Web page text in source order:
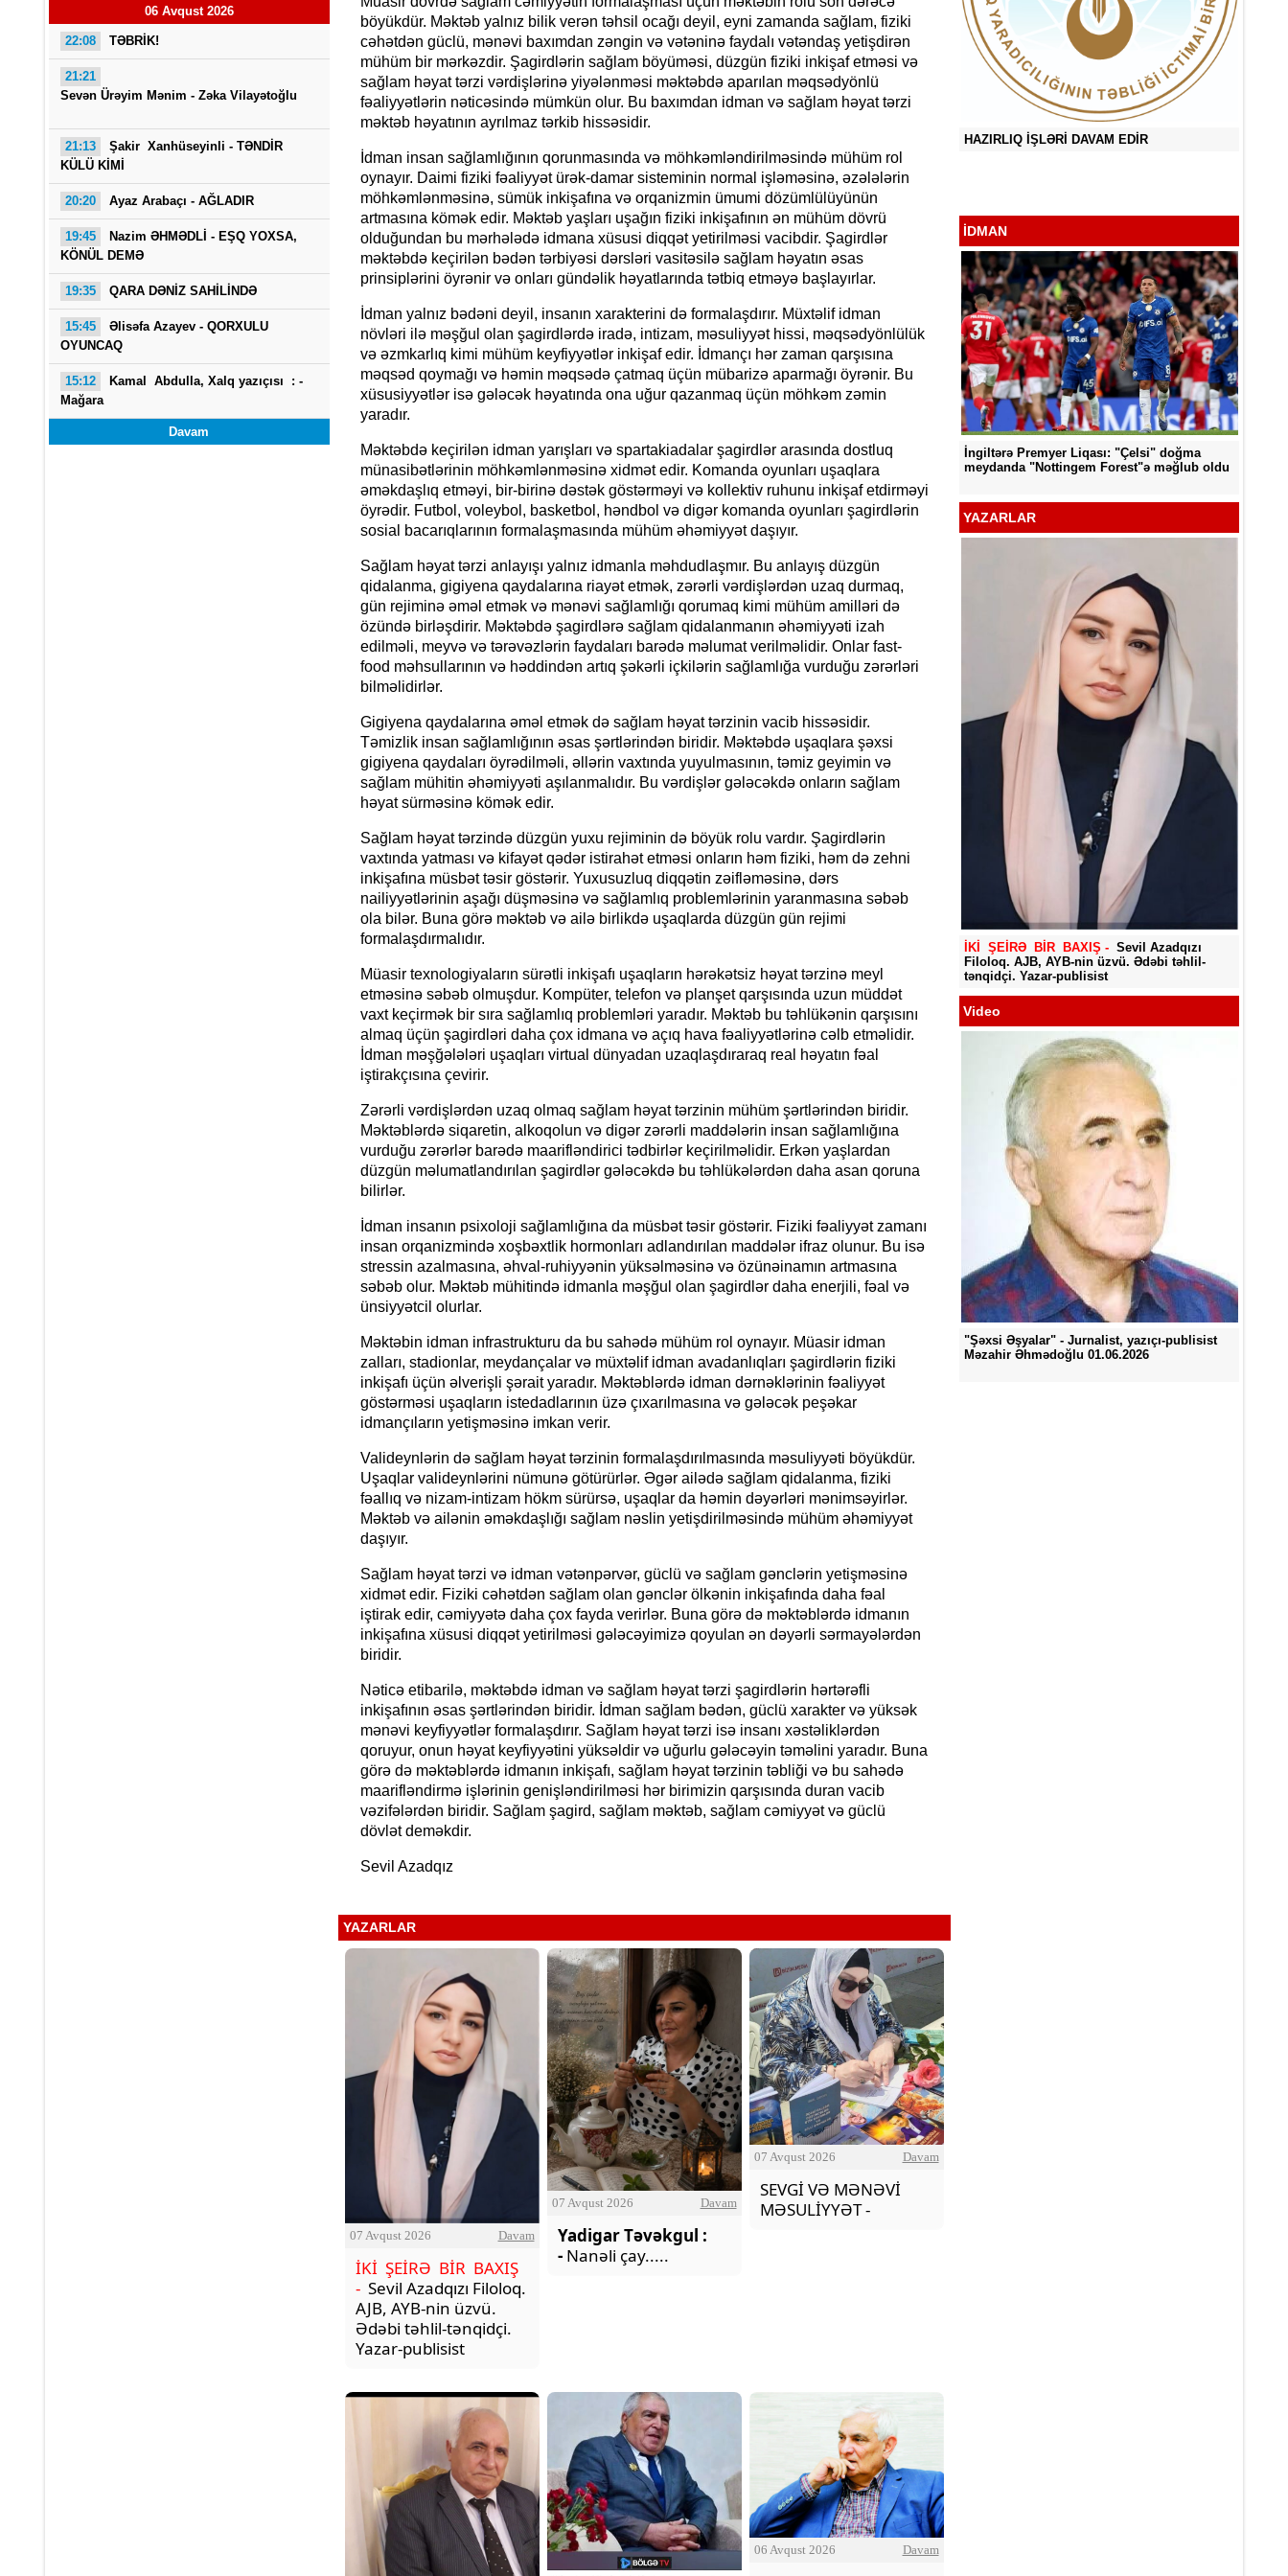
06 Avqust 2026
22:08 TƏBRİK!
21:21
Sevən Ürəyim Mənim - Zəka Vilayətoğlu
21:13
Şakir Xanhüseyinli - TƏNDİR
KÜLÜ KİMİ
20:20 Ayaz Arabaçı - AĞLADIR
19:45
Nazim ƏHMƏDLİ - EŞQ YOXSA,
KÖNÜL DEMƏ
19:35 QARA DƏNİZ SAHİLİNDƏ
15:45 Əlisəfa Azayev - QORXULU
OYUNCAQ
15:12
Kamal Abdulla, Xalq yazıçısı : -
Mağara
Davam
böyükdür. Məktəb yalnız bilik verən təhsil ocağı deyil, eyni zamanda sağlam, fiziki
cəhətdən güclü, mənəvi baxımdan zəngin və vətəninə faydalı vətəndaş yetişdirən
mühüm bir mərkəzdir. Şagirdlərin sağlam böyüməsi, düzgün fiziki inkişaf etməsi və
sağlam həyat tərzi vərdişlərinə yiyələnməsi məktəbdə aparılan məqsədyönlü
fəaliyyətlərin nəticəsində mümkün olur. Bu baxımdan idman və sağlam həyat tərzi
məktəb həyatının ayrılmaz tərkib hissəsidir.
İdman insan sağlamlığının qorunmasında və möhkəmləndirilməsində mühüm rol
oynayır. Daimi fiziki fəaliyyət ürək-damar sisteminin normal işləməsinə, əzələlərin
möhkəmlənməsinə, sümük inkişafına və orqanizmin ümumi dözümlülüyünün
artmasına kömək edir. Məktəb yaşları uşağın fiziki inkişafının ən mühüm dövrü
olduğundan bu mərhələdə idmana xüsusi diqqət yetirilməsi vacibdir. Şagirdlər
məktəbdə keçirilən bədən tərbiyəsi dərsləri vasitəsilə sağlam həyatın əsas
prinsiplərini öyrənir və onları gündəlik həyatlarında tətbiq etməyə başlayırlar.
İdman yalnız bədəni deyil, insanın xarakterini də formalaşdırır. Müxtəlif idman
növləri ilə məşğul olan şagirdlərdə iradə, intizam, məsuliyyət hissi, məqsədyönlülük
və əzmkarlıq kimi mühüm keyfiyyətlər inkişaf edir. İdmançı hər zaman qarşısına
məqsəd qoymağı və həmin məqsədə çatmaq üçün mübarizə aparmağı öyrənir. Bu
xüsusiyyətlər isə gələcək həyatında ona uğur qazanmaq üçün möhkəm zəmin
yaradır.
Məktəbdə keçirilən idman yarışları və spartakiadalar şagirdlər arasında dostluq
münasibətlərinin möhkəmlənməsinə xidmət edir. Komanda oyunları uşaqlara
əməkdaşlıq etməyi, bir-birinə dəstək göstərməyi və kollektiv ruhunu inkişaf etdirməyi
öyrədir. Futbol, voleybol, basketbol, həndbol və digər komanda oyunları şagirdlərin
sosial bacarıqlarının formalaşmasında mühüm əhəmiyyət daşıyır.
Sağlam həyat tərzi anlayışı yalnız idmanla məhdudlaşmır. Bu anlayış düzgün
qidalanma, gigiyena qaydalarına riayət etmək, zərərli vərdişlərdən uzaq durmaq,
gün rejiminə əməl etmək və mənəvi sağlamlığı qorumaq kimi mühüm amilləri də
özündə birləşdirir. Məktəbdə şagirdlərə sağlam qidalanmanın əhəmiyyəti izah
edilməli, meyvə və tərəvəzlərin faydaları barədə məlumat verilməlidir. Onlar fast-
food məhsullarının və həddindən artıq şəkərli içkilərin sağlamlığa vurduğu zərərləri
bilməlidirlər.
Gigiyena qaydalarına əməl etmək də sağlam həyat tərzinin vacib hissəsidir.
Təmizlik insan sağlamlığının əsas şərtlərindən biridir. Məktəbdə uşaqlara şəxsi
gigiyena qaydaları öyrədilməli, əllərin vaxtında yuyulmasının, təmiz geyimin və
sağlam mühitin əhəmiyyəti aşılanmalıdır. Bu vərdişlər gələcəkdə onların sağlam
həyat sürməsinə kömək edir.
Sağlam həyat tərzində düzgün yuxu rejiminin də böyük rolu vardır. Şagirdlərin
vaxtında yatması və kifayət qədər istirahət etməsi onların həm fiziki, həm də zehni
inkişafına müsbət təsir göstərir. Yuxusuzluq diqqətin zəifləməsinə, dərs
nailiyyətlərinin aşağı düşməsinə və sağlamlıq problemlərinin yaranmasına səbəb
ola bilər. Buna görə məktəb və ailə birlikdə uşaqlarda düzgün gün rejimi
formalaşdırmalıdır.
Müasir texnologiyaların sürətli inkişafı uşaqların hərəkətsiz həyat tərzinə meyl
etməsinə səbəb olmuşdur. Kompüter, telefon və planşet qarşısında uzun müddət
vaxt keçirmək bir sıra sağlamlıq problemləri yaradır. Məktəb bu təhlükənin qarşısını
almaq üçün şagirdləri daha çox idmana və açıq hava fəaliyyətlərinə cəlb etməlidir.
İdman məşğələləri uşaqları virtual dünyadan uzaqlaşdıraraq real həyatın fəal
iştirakçısına çevirir.
Zərərli vərdişlərdən uzaq olmaq sağlam həyat tərzinin mühüm şərtlərindən biridir.
Məktəblərdə siqaretin, alkoqolun və digər zərərli maddələrin insan sağlamlığına
vurduğu zərərlər barədə maarifləndirici tədbirlər keçirilməlidir. Erkən yaşlardan
düzgün məlumatlandırılan şagirdlər gələcəkdə bu təhlükələrdən daha asan qoruna
bilirlər.
İdman insanın psixoloji sağlamlığına da müsbət təsir göstərir. Fiziki fəaliyyət zamanı
insan orqanizmində xoşbəxtlik hormonları adlandırılan maddələr ifraz olunur. Bu isə
stressin azalmasına, əhval-ruhiyyənin yüksəlməsinə və özünəinamın artmasına
səbəb olur. Məktəb mühitində idmanla məşğul olan şagirdlər daha enerjili, fəal və
ünsiyyətcil olurlar.
Məktəbin idman infrastrukturu da bu sahədə mühüm rol oynayır. Müasir idman
zalları, stadionlar, meydançalar və müxtəlif idman avadanlıqları şagirdlərin fiziki
inkişafı üçün əlverişli şərait yaradır. Məktəblərdə idman dərnəklərinin fəaliyyət
göstərməsi uşaqların istedadlarının üzə çıxarılmasına və gələcək peşəkar
idmançıların yetişməsinə imkan verir.
Valideynlərin də sağlam həyat tərzinin formalaşdırılmasında məsuliyyəti böyükdür.
Uşaqlar valideynlərini nümunə götürürlər. Əgər ailədə sağlam qidalanma, fiziki
fəallıq və nizam-intizam hökm sürürsə, uşaqlar da həmin dəyərləri mənimsəyirlər.
Məktəb və ailənin əməkdaşlığı sağlam nəslin yetişdirilməsində mühüm əhəmiyyət
daşıyır.
Sağlam həyat tərzi və idman vətənpərvər, güclü və sağlam gənclərin yetişməsinə
xidmət edir. Fiziki cəhətdən sağlam olan gənclər ölkənin inkişafında daha fəal
iştirak edir, cəmiyyətə daha çox fayda verirlər. Buna görə də məktəblərdə idmanın
inkişafına xüsusi diqqət yetirilməsi gələcəyimizə qoyulan ən dəyərli sərmayələrdən
biridir.
Nəticə etibarilə, məktəbdə idman və sağlam həyat tərzi şagirdlərin hərtərəfli
inkişafının əsas şərtlərindən biridir. İdman sağlam bədən, güclü xarakter və yüksək
mənəvi keyfiyyətlər formalaşdırır. Sağlam həyat tərzi isə insanı xəstəliklərdən
qoruyur, onun həyat keyfiyyətini yüksəldir və uğurlu gələcəyin təməlini yaradır. Buna
görə də məktəblərdə idmanın inkişafı, sağlam həyat tərzinin təbliği və bu sahədə
maarifləndirmə işlərinin genişləndirilməsi hər birimizin qarşısında duran vacib
vəzifələrdən biridir. Sağlam şagird, sağlam məktəb, sağlam cəmiyyət və güclü
dövlət deməkdir.
Sevil Azadqız
YAZARLAR
07 Avqust 2026 Davam
İKİ ŞEİRƏ BİR BAXIŞ
- Sevil Azadqızı Filoloq.
AJB, AYB-nin üzvü.
Ədəbi təhlil-tənqidçi.
Yazar-publisist
07 Avqust 2026 Davam
Yadigar Təvəkgul :
- Nanəli çay.....
07 Avqust 2026 Davam
SEVGİ VƏ MƏNƏVİ
MƏSULİYYƏT -
06 Avqust 2026 Davam
O Gözlərində - Zəka Vilayətoğlu
İDMAN
"Neftçi" klubunun şikayəti rədd edildi
İngiltərə Premyer Liqası: "Çelsi" doğma
meydanda "Nottingem Forest"ə məğlub oldu
YAZARLAR
SEVGİ VƏ MƏNƏVİ MƏSULİYYƏT -
İKİ ŞEİRƏ BİR BAXIŞ - Sevil Azadqızı
Filoloq. AJB, AYB-nin üzvü. Ədəbi təhlil-
tənqidçi. Yazar-publisist
Video
"Şəxsi Əşyalar" - Jurnalist, yazıçı-publisist
Məzahir Əhmədoğlu 01.06.2026